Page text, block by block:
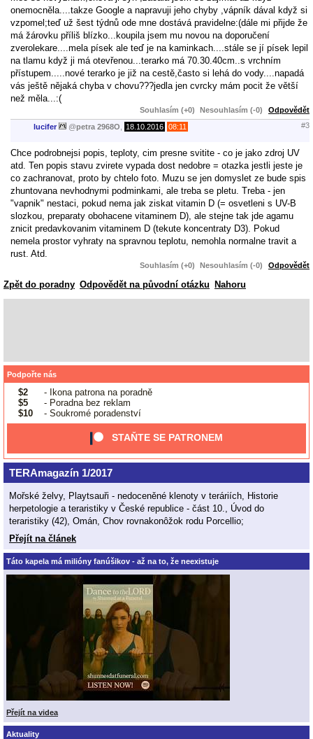
onemocněla....takze Google a napravuji jeho chyby ,vápník dával když si
vzpomel;teď už šest týdnů ode mne dostává pravidelne:(dále mi přijde že
má žárovku příliš blízko...koupila jsem mu novou na doporučení
zverolekare....mela písek ale teď je na kaminkach....stále se jí písek lepil
na tlamu když ji má otevřenou...terarko má 70.30.40cm..s vrchním
přístupem.....nové terarko je již na cestě,často si lehá do vody....napadá
vás ještě nějaká chyba v chovu???jedla jen cvrcky mám pocit že větší
než měla...:(
Souhlasím (+0) Nesouhlasím (-0) Odpovědět
lucifer @petra 2968O 18.10.2016 08:11 #3
Chce podrobnejsi popis, teploty, cim presne svitite - co je jako zdroj UV
atd. Ten popis stavu zvirete vypada dost nedobre = otazka jestli jeste je
co zachranovat, proto by chtelo foto. Muzu se jen domyslet ze bude spis
zhuntovana nevhodnymi podminkami, ale treba se pletu. Treba - jen
"vapnik" nestaci, pokud nema jak ziskat vitamin D (= osvetleni s UV-B
slozkou, preparaty obohacene vitaminem D), ale stejne tak jde agamu
znicit predavkovanim vitaminem D (tekute koncentraty D3). Pokud
nemela prostor vyhraty na spravnou teplotu, nemohla normalne travit a
rust. Atd.
Souhlasím (+0) Nesouhlasím (-0) Odpovědět
Zpět do poradny Odpovědět na původní otázku Nahoru
Podpořte nás
$2
- Ikona patrona na poradně
$5
- Poradna bez reklam
$10
- Soukromé poradenství
STAŇTE SE PATRONEM
TERAmagazín 1/2017
Mořské želvy, Playtsauři - nedoceněné klenoty v teráriích, Historie
herpetologie a teraristiky v České republice - část 10., Úvod do
teraristiky (42), Omán, Chov rovnakonôžok rodu Porcellio;
Přejít na článek
Táto kapela má milióny fanúšikov - až na to, že neexistuje
Přejít na videa
Aktuality